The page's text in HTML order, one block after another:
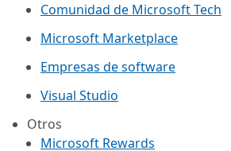
Comunidad de Microsoft Tech
Microsoft Marketplace
Empresas de software
Visual Studio
Otros
Microsoft Rewards